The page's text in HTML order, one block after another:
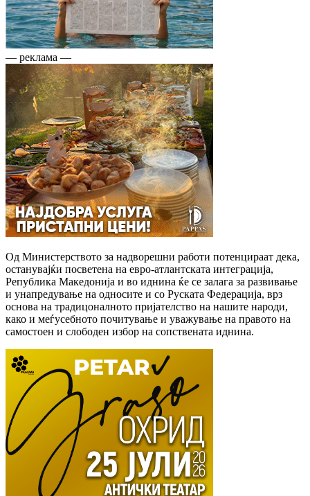
— реклама —
Од Министерството за надворешни работи потенцираат дека,
останувајќи посветена на евро-атлантската интеграција,
Република Македонија и во иднина ќе се залага за развивање
и унапредување на односите и со Руската Федерација, врз
основа на традицоналното пријателство на нашите народи,
како и меѓусебното почитување и уважување на правото на
самостоен и слободен избор на сопствената иднина.